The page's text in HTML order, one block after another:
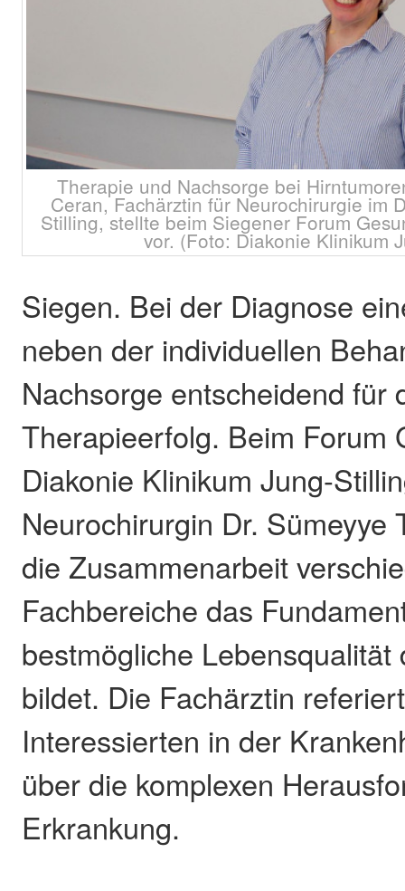
Therapie und Nachsorge bei
Ceran, Fachärztin für Neurochirurgie im
Stilling, stellte beim Siegener Forum
vor. (Foto: Diakonie Klinikum
Siegen. Bei der Diagnose
neben der individuellen
Nachsorge entscheidend für
Therapieerfolg. Beim Forum
Diakonie Klinikum Jung-
Neurochirurgin Dr. Sümeyye
die Zusammenarbeit
Fachbereiche das
bestmögliche Lebensqualität
bildet. Die Fachärztin
Interessierten in der
über die komplexen
Erkrankung.